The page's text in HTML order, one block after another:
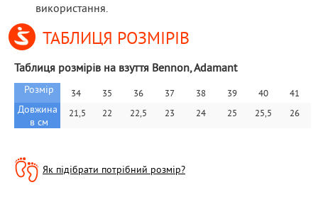
використання.
ТАБЛИЦЯ РОЗМІРІВ
Таблиця розмірів на взуття Bennon, Adamant
Розмір 34 35 36 37 38 39 40 41
Довжина
в см
21,5 22 22,5 23 24 25 25,5 26
Як підібрати потрібний розмір?